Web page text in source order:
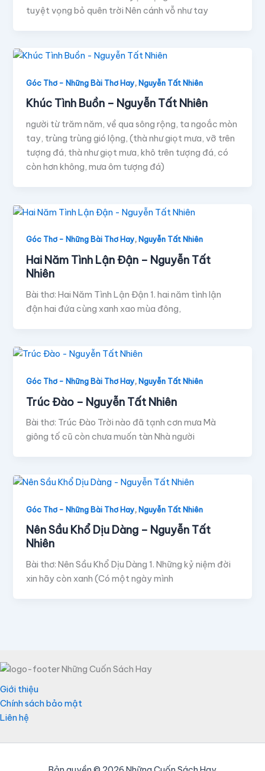
tuyệt vọng bỏ quên trời Nên cánh vỗ như tay
Góc Thơ - Những Bài Thơ Hay,Nguyễn Tất Nhiên
Khúc Tình Buồn – Nguyễn Tất Nhiên
người từ trăm năm, về qua sông rộng, ta ngoắc mòn
tay, trùng trùng gió lộng, (thà như giọt mưa, vỡ trên
tượng đá, thà như giọt mưa, khô trên tượng đá, có
còn hơn không, mưa ôm tượng đá)
Góc Thơ - Những Bài Thơ Hay,Nguyễn Tất Nhiên
Hai Năm Tình Lận Đận – Nguyễn Tất
Nhiên
Bài thơ: Hai Năm Tình Lận Đận 1. hai năm tình lận
đận hai đứa cùng xanh xao mùa đông,
Góc Thơ - Những Bài Thơ Hay,Nguyễn Tất Nhiên
Trúc Đào – Nguyễn Tất Nhiên
Bài thơ: Trúc Đào Trời nào đã tạnh cơn mưa Mà
giông tố cũ còn chưa muốn tàn Nhà người
Góc Thơ - Những Bài Thơ Hay,Nguyễn Tất Nhiên
Nên Sầu Khổ Dịu Dàng – Nguyễn Tất
Nhiên
Bài thơ: Nên Sầu Khổ Dịu Dàng 1. Những kỷ niệm đời
xin hãy còn xanh (Có một ngày mình
Giới thiệu
Chính sách bảo mật
Liên hệ